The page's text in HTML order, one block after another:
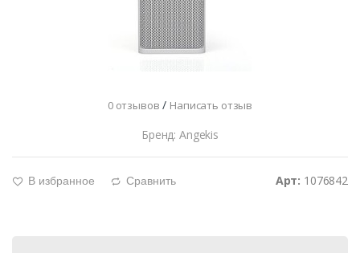
0 отзывов / Написать отзыв
Бренд: Angekis
Арт: 1076842
g В избранное d Сравнить